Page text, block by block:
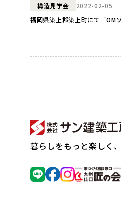
構造見学会 2022-02-05
暮らしをもっと楽しく